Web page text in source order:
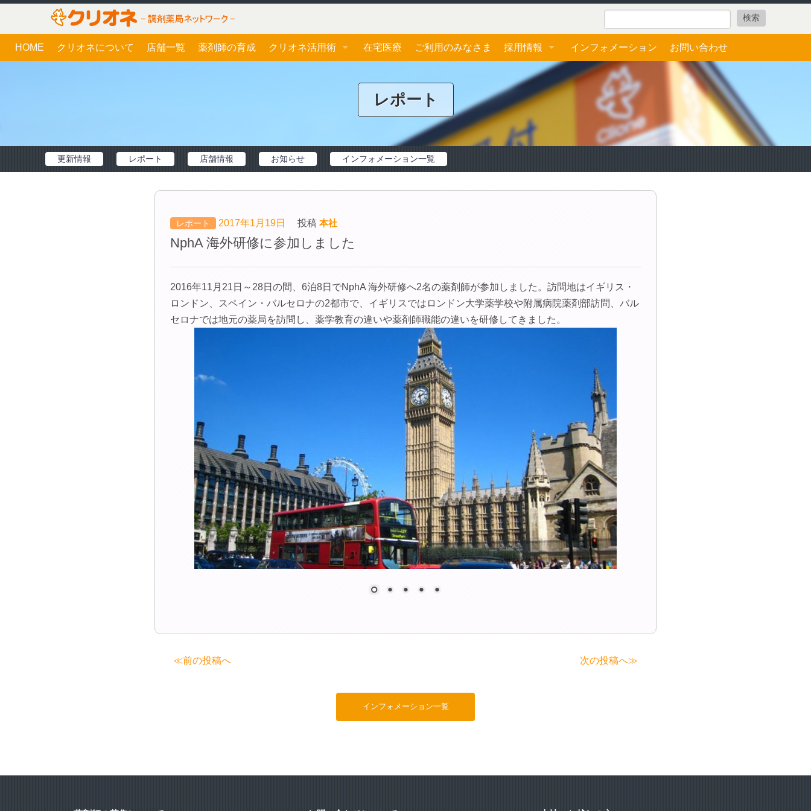
HOME クリオネについて 店舗一覧 薬剤師の育成 クリオネ活用術 在宅医療 ご利用のみなさま 採用情報
応募フォーム
インフォメーション お問い合わせ
レポート
更新情報 レポート 店舗情報 お知らせ インフォメーション一覧
レポート 2017年1月19日 投稿 本社
NphA 海外研修に参加しました
2016年11月21日～28日の間、6泊8日でNphA 海外研修へ2名の薬剤師が参加しました。訪問地はイギリス・
ロンドン、スペイン・バルセロナの2都市で、イギリスではロンドン大学薬学校や附属病院薬剤部訪問、バル
セロナでは地元の薬局を訪問し、薬学教育の違いや薬剤師職能の違いを研修してきました。
投
≪前の投稿へ 次の投稿へ≫
インフォメーション一覧